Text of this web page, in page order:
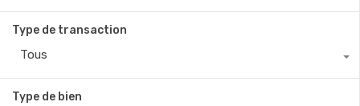
Type de transaction
Tous
Type de bien